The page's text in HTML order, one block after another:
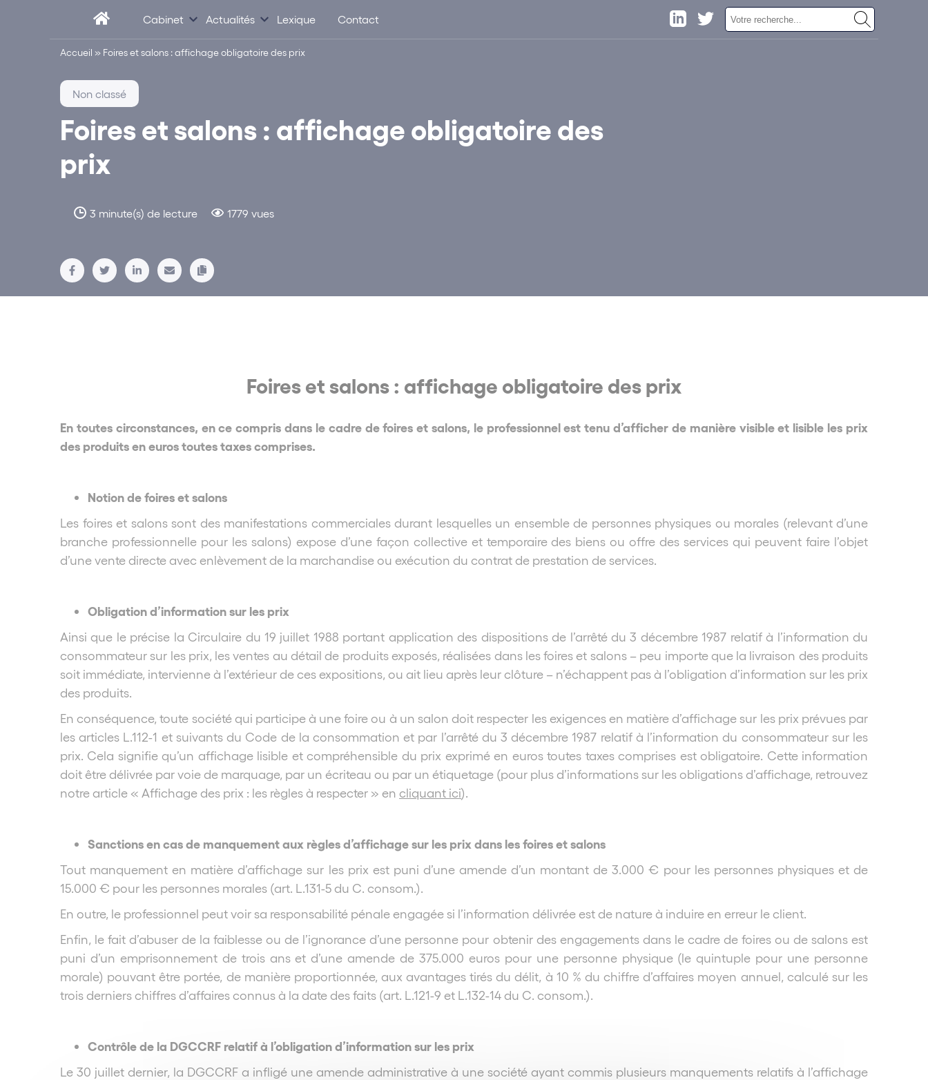
Cabinet Actualités Lexique Contact
Accueil » Foires et salons : affichage obligatoire des prix
Foires et salons : affichage obligatoire des
prix
3 minute(s) de lecture 1779 vues
Non classé
Foires et salons : affichage obligatoire des prix
En toutes circonstances, en ce compris dans le cadre de foires et salons, le professionnel est tenu d’afficher de manière visible et lisible les prix
des produits en euros toutes taxes comprises.
Notion de foires et salons
Les foires et salons sont des manifestations commerciales durant lesquelles un ensemble de personnes physiques ou morales (relevant d’une
branche professionnelle pour les salons) expose d’une façon collective et temporaire des biens ou offre des services qui peuvent faire l’objet
d’une vente directe avec enlèvement de la marchandise ou exécution du contrat de prestation de services.
Obligation d’information sur les prix
Ainsi que le précise la Circulaire du 19 juillet 1988 portant application des dispositions de l’arrêté du 3 décembre 1987 relatif à l’information du
consommateur sur les prix, les ventes au détail de produits exposés, réalisées dans les foires et salons – peu importe que la livraison des produits
soit immédiate, intervienne à l’extérieur de ces expositions, ou ait lieu après leur clôture – n’échappent pas à l’obligation d’information sur les prix
des produits.
En conséquence, toute société qui participe à une foire ou à un salon doit respecter les exigences en matière d’affichage sur les prix prévues par
les articles L.112-1 et suivants du Code de la consommation et par l’arrêté du 3 décembre 1987 relatif à l’information du consommateur sur les
prix. Cela signifie qu’un affichage lisible et compréhensible du prix exprimé en euros toutes taxes comprises est obligatoire. Cette information
doit être délivrée par voie de marquage, par un écriteau ou par un étiquetage (pour plus d’informations sur les obligations d’affichage, retrouvez
notre article « Affichage des prix : les règles à respecter » en cliquant ici).
Sanctions en cas de manquement aux règles d’affichage sur les prix dans les foires et salons
Tout manquement en matière d’affichage sur les prix est puni d’une amende d’un montant de 3.000 € pour les personnes physiques et de
15.000 € pour les personnes morales (art. L.131-5 du C. consom.).
En outre, le professionnel peut voir sa responsabilité pénale engagée si l’information délivrée est de nature à induire en erreur le client.
Enfin, le fait d’abuser de la faiblesse ou de l’ignorance d’une personne pour obtenir des engagements dans le cadre de foires ou de salons est
puni d’un emprisonnement de trois ans et d’une amende de 375.000 euros pour une personne physique (le quintuple pour une personne
morale) pouvant être portée, de manière proportionnée, aux avantages tirés du délit, à 10 % du chiffre d’affaires moyen annuel, calculé sur les
trois derniers chiffres d’affaires connus à la date des faits (art. L.121-9 et L.132-14 du C. consom.).
Contrôle de la DGCCRF relatif à l’obligation d’information sur les prix
Le 30 juillet dernier, la DGCCRF a infligé une amende administrative à une société ayant commis plusieurs manquements relatifs à l’affichage